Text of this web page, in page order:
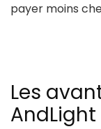
payer moins
Les
AndLight